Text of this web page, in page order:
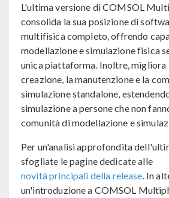
L'ultima versione di COMSOL
consolida la sua posizione di
multifisica completo, offrendo
modellazione e simulazione fisica
unica piattaforma. Inoltre, migliora
creazione, la manutenzione e la
simulazione standalone,
simulazione a persone che non
comunità di modellazione e
Per un'analisi approfondita
sfogliate le pagine dedicate alle
novità principali della release. In
un'introduzione a COMSOL